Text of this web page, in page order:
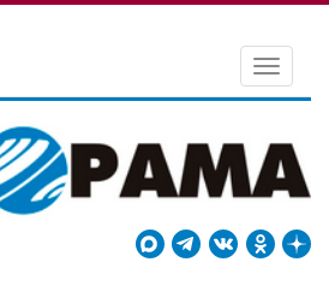
Toggle